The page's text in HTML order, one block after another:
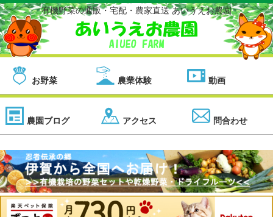
有機野菜の通販・宅配・農家直送 あいうえお農園
お野菜 農業体験 動画
農園ブログ アクセス 問合わせ